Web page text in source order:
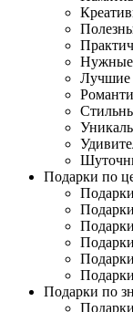
Нужные
Лучшие
Подарки по
Подарки по